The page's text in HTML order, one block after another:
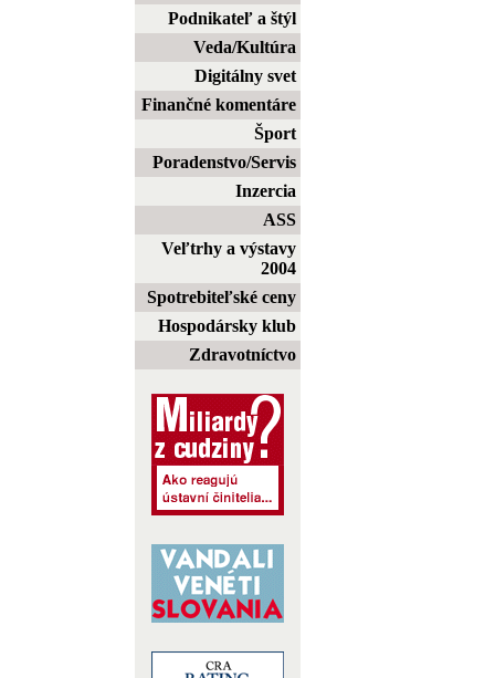
Podnikateľ a štýl
Veda/Kultúra
Digitálny svet
Finančné komentáre
Šport
Poradenstvo/Servis
Inzercia
ASS
Veľtrhy a výstavy
2004
Spotrebiteľské ceny
Hospodársky klub
Zdravotníctvo